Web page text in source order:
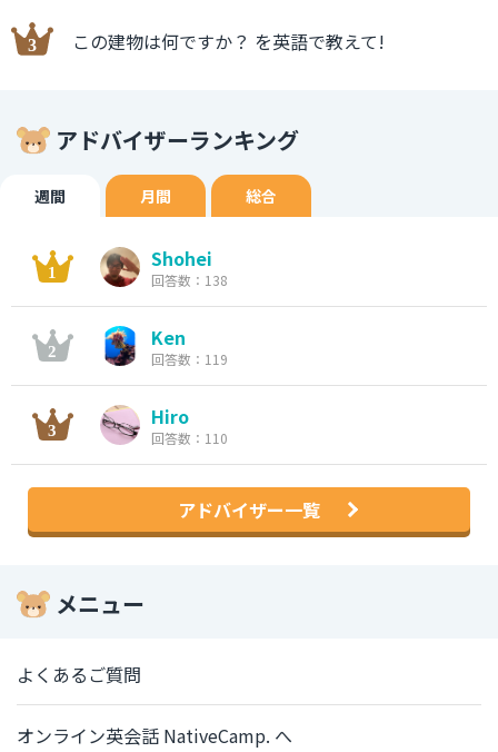
この建物は何ですか？ を英語で教えて!
アドバイザーランキング
週間 月間 総合
Shohei
回答数：138
Ken
回答数：119
Hiro
回答数：110
アドバイザー一覧
メニュー
よくあるご質問
オンライン英会話 NativeCamp. へ